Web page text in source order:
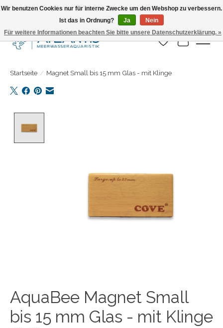
Täglicher Versand. Bestelle bis 15.00 Uhr
Wunschzettel
Ihr
Startseite / Magnet Small bis 15 mm Glas - mit Klinge
AquaBee Magnet Small
bis 15 mm Glas - mit Klinge
Wir benutzen Cookies nur für interne Zwecke um den Webshop zu verbessern.
Ist das in Ordnung?
Ja
Nein
Für weitere Informationen beachten Sie bitte unsere Datenschutzerklärung. »